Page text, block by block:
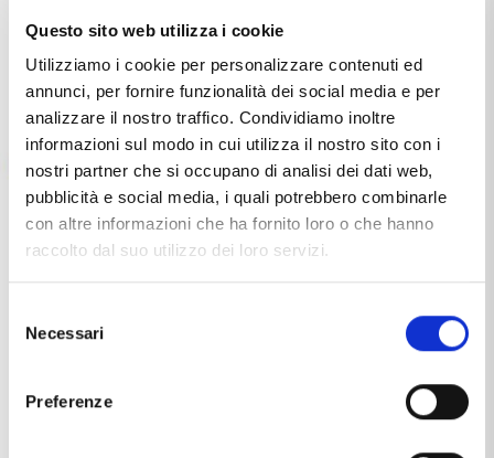
Questo sito web utilizza i cookie
Utilizziamo i cookie per personalizzare contenuti ed
annunci, per fornire funzionalità dei social media e per
analizzare il nostro traffico. Condividiamo inoltre
informazioni sul modo in cui utilizza il nostro sito con i
nostri partner che si occupano di analisi dei dati web,
pubblicità e social media, i quali potrebbero combinarle
con altre informazioni che ha fornito loro o che hanno
raccolto dal suo utilizzo dei loro servizi.
delNecessari
Preferenze
UNOAERRE
bianco
€1.180,90€1.687,00
UNOAERRE
€1.166,20€1.666,00